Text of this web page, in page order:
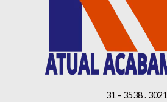
31 - 3538 . 3021